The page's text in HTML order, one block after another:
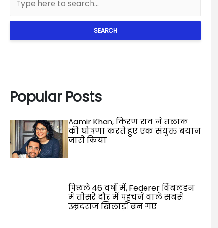
SEARCH
Popular Posts
Aamir Khan, किरण राव ने तलाक
की घोषणा करते हुए एक संयुक्त बयान
जारी किया
पिछले 46 वर्षों में, Federer विंबलडन
में तीसरे दौर में पहुंचने वाले सबसे
उम्रदराज खिलाड़ी बन गए